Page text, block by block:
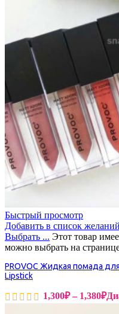
Быстрый просмотр
Добавить в список желаний
Выбрать ... Этот товар
можно выбрать на
PROVOC Жидкая помада
Lipstick
1,300₽ – 1,380₽